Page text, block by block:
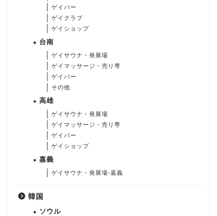
ゲイバー
ゲイクラブ
ゲイショップ
台南
ゲイサウナ・発展場
ゲイマッサージ・売り専
ゲイバー
その他
高雄
ゲイサウナ・発展場
ゲイマッサージ・売り専
ゲイバー
ゲイショップ
嘉義
ゲイサウナ・発展場-嘉義
韓国
ソウル